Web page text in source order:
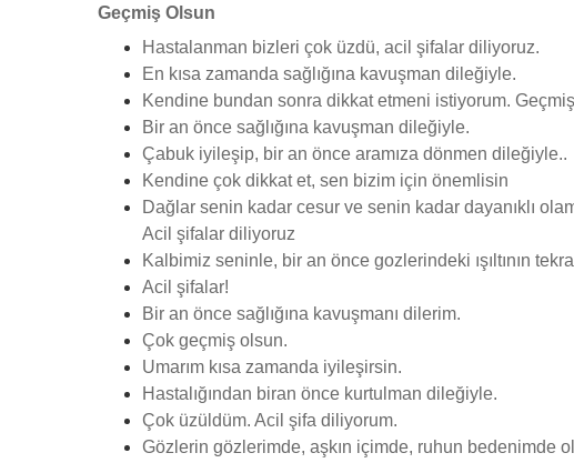
Geçmiş Olsun
Hastalanman bizleri çok üzdü, acil şifalar diliyoruz.
En kısa zamanda sağlığına kavuşman dileğiyle.
Kendine bundan sonra dikkat etmeni istiyorum.
Bir an önce sağlığına kavuşman dileğiyle.
Çabuk iyileşip, bir an önce aramıza dönmen dileğiyle..
Kendine çok dikkat et, sen bizim için önemlisin
Dağlar senin kadar cesur ve senin kadar dayanıklı
Acil şifalar diliyoruz
Kalbimiz seninle, bir an önce gozlerindeki ışıltının
Acil şifalar!
Bir an önce sağlığına kavuşmanı dilerim.
Çok geçmiş olsun.
Umarım kısa zamanda iyileşirsin.
Hastalığından biran önce kurtulman dileğiyle.
Çok üzüldüm. Acil şifa diliyorum.
Gözlerin gözlerimde, aşkın içimde, ruhun bedenimde